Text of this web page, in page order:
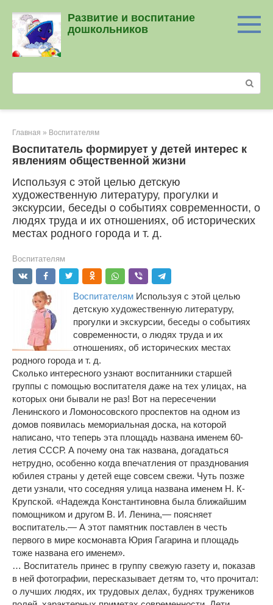
контенту
Развитие и воспитание
дошкольников
Главная » Воспитателям
Воспитатель формирует у детей интерес к
явлениям общест­венной жизни
Используя с этой целью детскую
художественную литературу, прогулки и
экскурсии, беседы о событиях современ­ности, о
людях труда и их отношениях, об исторических
местах родного города и т. д.
Воспитателям
Воспитателям Используя с этой целью
детскую художественную литературу,
прогулки и экскурсии, беседы о событиях
современности, о людях труда и их
отношениях, об исторических местах
родного города и т. д.
Сколько интересного узнают воспитанники старшей
группы с помощью воспитателя даже на тех улицах, на
которых они бывали не раз! Вот на пересечении
Ленинского и Ломоносовского проспектов на одном из
домов появилась мемориальная доска, на которой
написано, что теперь эта площадь названа именем 60-
летия СССР. А почему она так названа, догадаться
нетрудно, особенно когда впечатления от празднования
юбилея страны у детей еще совсем свежи. Чуть позже
дети узнали, что соседняя улица названа именем Н. К-
Крупской. «Надежда Константиновна была ближайшим
помощником и другом В. И. Ленина,— поясняет
воспитатель.— А этот памятник поставлен в честь
первого в мире космонавта Юрия Гагарина и площадь
тоже названа его именем».
… Воспитатель принес в группу свежую газету и, показав
в ней фотографии, пересказывает детям то, что прочитал:
о лучших людях, их трудовых делах, буднях тружеников